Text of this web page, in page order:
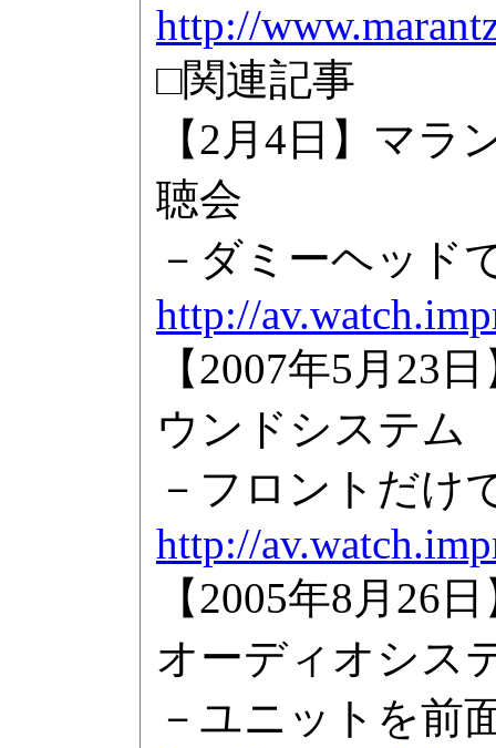
http://
□関連記事
【2月4日】マ
聴会
－ダミーヘッド
http://
【2007年5月23
ウンドシステム
－フロントだけ
http://
【2005年8月26
オーディオシス
－ユニットを前